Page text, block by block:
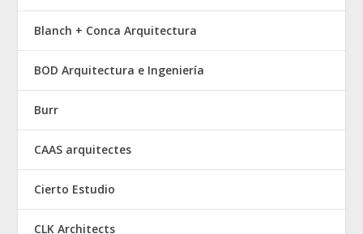
Blanch + Conca Arquitectura
BOD Arquitectura e Ingeniería
Burr
CAAS arquitectes
Cierto Estudio
CLK Architects